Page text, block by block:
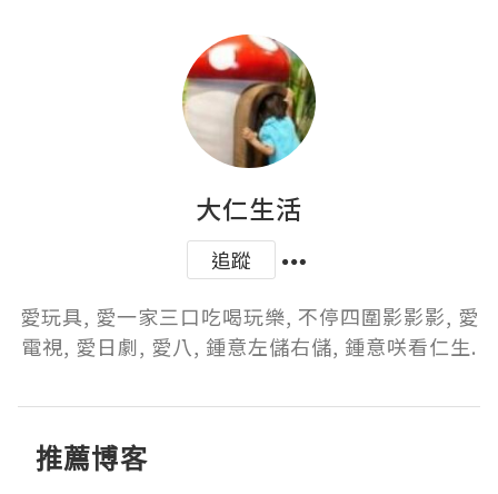
大仁生活
追蹤
愛玩具, 愛一家三口吃喝玩樂, 不停四圍影影影, 愛
電視, 愛日劇, 愛八, 鍾意左儲右儲, 鍾意咲看仁生.
推薦博客